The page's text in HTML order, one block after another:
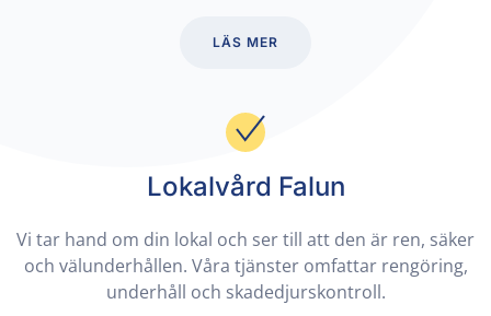
LÄS MER
Lokalvård Falun
Vi tar hand om din lokal och ser till att den är ren, säker
och välunderhållen. Våra tjänster omfattar rengöring,
underhåll och skadedjurskontroll.